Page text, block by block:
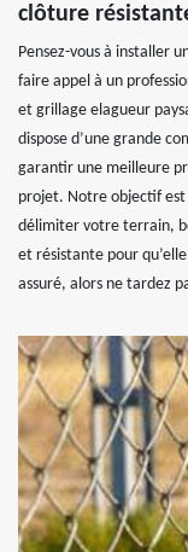
clôture
Pensez-vous à installer
faire appel à un
et grillage elagueur
dispose d’une grande
garantir une meilleure
projet. Notre objectif
délimiter votre terrain,
et résistante pour
assuré, alors ne tardez